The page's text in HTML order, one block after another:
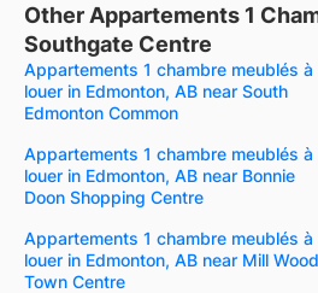
Other Appartements 1
Southgate Centre
Appartements 1 chambre meublés à
louer in Edmonton, AB near South
Edmonton Common
Appartements 1 chambre meublés à
louer in Edmonton, AB near Bonnie
Doon Shopping Centre
Appartements 1 chambre meublés à
louer in Edmonton, AB near Mill
Town Centre